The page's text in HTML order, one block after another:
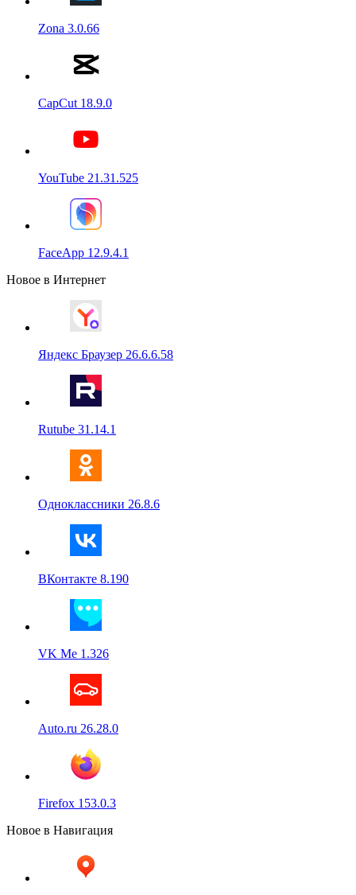
Zona 3.0.66
CapCut 18.9.0
YouTube 21.31.525
FaceApp 12.9.4.1
Новое в Интернет
Яндекс Браузер 26.6.6.58
Rutube 31.14.1
Одноклассники 26.8.6
ВКонтакте 8.190
VK Me 1.326
Auto.ru 26.28.0
Firefox 153.0.3
Новое в Навигация